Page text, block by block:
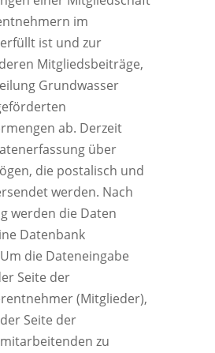
im
ist und zur
Mitgliedsbeiträge,
Grundwasser
ab. Derzeit
über
die postalisch und
werden. Nach
werden die Daten
Datenbank
die Dateneingabe
Seite der
(Mitglieder),
Seite der
zu